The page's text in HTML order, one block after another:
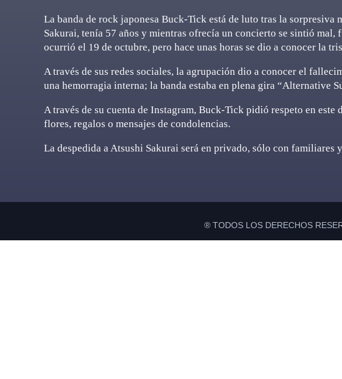
La banda de rock japonesa Buck-Tick está de luto tras la sorpresiva
Sakurai, tenía 57 años y mientras ofrecía un concierto se sintió
ocurrió el 19 de octubre, pero hace unas horas se dio a conocer la
A través de sus redes sociales, la agrupación dio a conocer el
una hemorragia interna; la banda estaba en plena gira “Alternative
A través de su cuenta de Instagram, Buck-Tick pidió respeto en
flores, regalos o mensajes de condolencias.
La despedida a Atsushi Sakurai será en privado, sólo con familiares
® TODOS LOS DERECHOS